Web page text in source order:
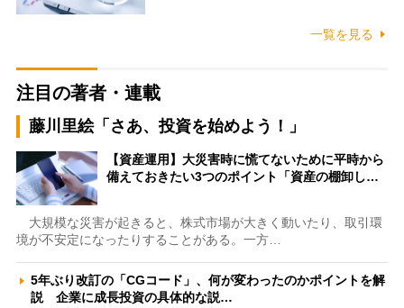
一覧を見る
注目の著者・連載
藤川里絵「さあ、投資を始めよう！」
【資産運用】大災害時に慌てないために平時から
備えておきたい3つのポイント「資産の棚卸し…
大規模な災害が起きると、株式市場が大きく動いたり、取引環
境が不安定になったりすることがある。一方…
5年ぶり改訂の「CGコード」、何が変わったのかポイントを解
説 企業に成長投資の具体的な説…